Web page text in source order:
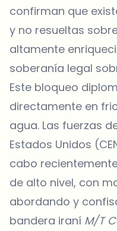
confirman que
y no resueltas
altamente
soberanía legal
Este bloqueo
directamente en
agua. Las fuerzas
Estados Unidos
cabo
de alto nivel, con
abordando y
bandera iraní M/T